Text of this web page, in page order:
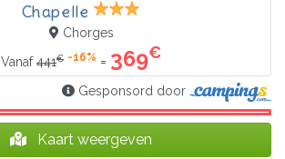
Chapelle
Chorges
Vanaf441€ -16% = 369€
Gesponsord door
Kaart weergeven